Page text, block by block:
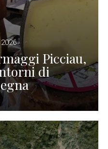
Picciau,
di